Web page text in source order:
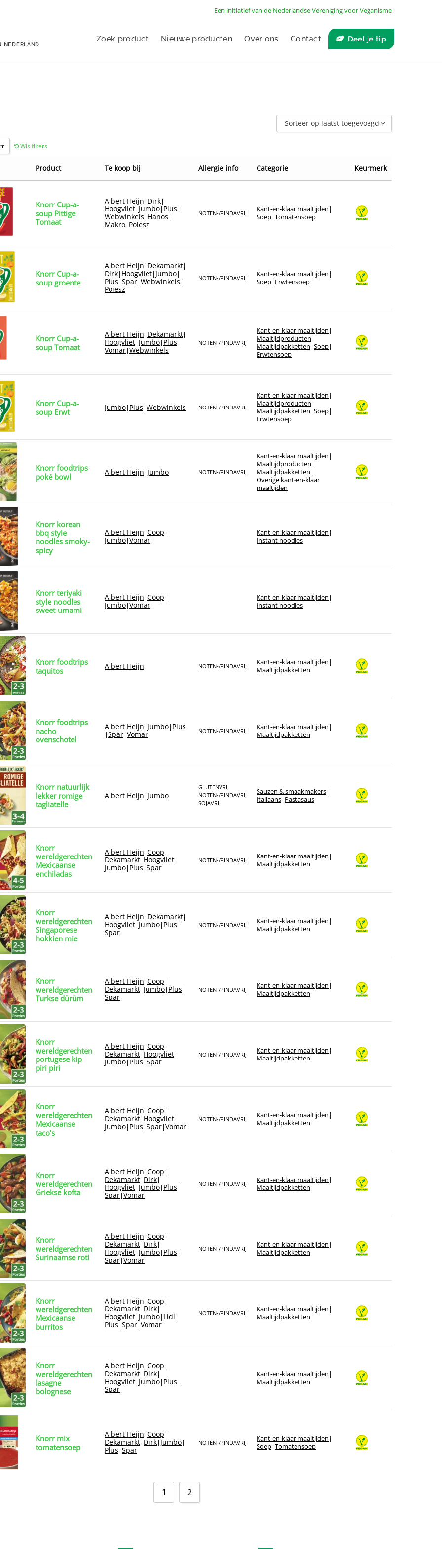
Een initiatief van de Nederlandse Vereniging voor Veganisme
NEDERLAND
Zoek product Nieuwe producten Over ons Contact Deel je tip
Sorteer op laatst toegevoegd
Sorteer op merk
Wis filters
Product Te koop bij Allergie info Categorie Keurmerk
Knorr Cup-a-
soup Pittige
Tomaat
Albert Heijn | Dirk|
Hoogvliet| Jumbo| Plus |
Webwinkels | Hanos |
Makro| Poiesz
NOTEN-/PINDAVRIJ Kant-en-klaar maaltijden |
Soep|Tomatensoep
Knorr Cup-a-
soup groente
Albert Heijn | Dekamarkt|
Dirk| Hoogvliet| Jumbo|
Plus |Spar|Webwinkels |
Poiesz
NOTEN-/PINDAVRIJ Kant-en-klaar maaltijden |
Soep| Erwtensoep
Knorr Cup-a-
soup Tomaat
Albert Heijn | Dekamarkt|
Hoogvliet| Jumbo| Plus |
Vomar|Webwinkels
NOTEN-/PINDAVRIJ
Kant-en-klaar maaltijden |
Maaltijdproducten |
Maaltijdpakketten |Soep|
Erwtensoep
Knorr Cup-a-
soup Erwt
Jumbo| Plus |Webwinkels NOTEN-/PINDAVRIJ
Kant-en-klaar maaltijden |
Maaltijdproducten |
Maaltijdpakketten |Soep|
Erwtensoep
Knorr foodtrips
poké bowl
Albert Heijn | Jumbo NOTEN-/PINDAVRIJ
Kant-en-klaar maaltijden |
Maaltijdproducten |
Maaltijdpakketten |
Overige kant-en-klaar
maaltijden
Knorr korean
bbq style
noodles smoky-
spicy
Albert Heijn |Coop |
Jumbo|Vomar
Kant-en-klaar maaltijden |
Instant noodles
Knorr teriyaki
style noodles
sweet-umami
Albert Heijn |Coop |
Jumbo|Vomar
Kant-en-klaar maaltijden |
Instant noodles
Knorr foodtrips
taquitos
Albert Heijn NOTEN-/PINDAVRIJ Kant-en-klaar maaltijden |
Maaltijdpakketten
Knorr foodtrips
nacho
ovenschotel
Albert Heijn | Jumbo| Plus
|Spar|Vomar NOTEN-/PINDAVRIJ Kant-en-klaar maaltijden |
Maaltijdpakketten
Knorr natuurlijk
lekker romige
tagliatelle
Albert Heijn | Jumbo
GLUTENVRIJ
NOTEN-/PINDAVRIJ
SOJAVRIJ
Sauzen & smaakmakers|
Italiaans| Pastasaus
Knorr
wereldgerechten
Mexicaanse
enchiladas
Albert Heijn |Coop |
Dekamarkt| Hoogvliet|
Jumbo| Plus |Spar
NOTEN-/PINDAVRIJ Kant-en-klaar maaltijden |
Maaltijdpakketten
Knorr
wereldgerechten
Singaporese
hokkien mie
Albert Heijn | Dekamarkt|
Hoogvliet| Jumbo| Plus |
Spar
NOTEN-/PINDAVRIJ Kant-en-klaar maaltijden |
Maaltijdpakketten
Knorr
wereldgerechten
Turkse dürüm
Albert Heijn |Coop |
Dekamarkt| Jumbo| Plus |
Spar
NOTEN-/PINDAVRIJ Kant-en-klaar maaltijden |
Maaltijdpakketten
Knorr
wereldgerechten
portugese kip
piri piri
Albert Heijn |Coop |
Dekamarkt| Hoogvliet|
Jumbo| Plus |Spar
NOTEN-/PINDAVRIJ Kant-en-klaar maaltijden |
Maaltijdpakketten
Knorr
wereldgerechten
Mexicaanse
taco’s
Albert Heijn |Coop |
Dekamarkt| Hoogvliet|
Jumbo| Plus |Spar|Vomar
NOTEN-/PINDAVRIJ Kant-en-klaar maaltijden |
Maaltijdpakketten
Knorr
wereldgerechten
Griekse kofta
Albert Heijn |Coop |
Dekamarkt| Dirk|
Hoogvliet| Jumbo| Plus |
Spar|Vomar
NOTEN-/PINDAVRIJ Kant-en-klaar maaltijden |
Maaltijdpakketten
Knorr
wereldgerechten
Surinaamse roti
Albert Heijn |Coop |
Dekamarkt| Dirk|
Hoogvliet| Jumbo| Plus |
Spar|Vomar
NOTEN-/PINDAVRIJ Kant-en-klaar maaltijden |
Maaltijdpakketten
Knorr
wereldgerechten
Mexicaanse
burritos
Albert Heijn |Coop |
Dekamarkt| Dirk|
Hoogvliet| Jumbo| Lidl |
Plus |Spar|Vomar
NOTEN-/PINDAVRIJ Kant-en-klaar maaltijden |
Maaltijdpakketten
Knorr
wereldgerechten
lasagne
bolognese
Albert Heijn |Coop |
Dekamarkt| Dirk|
Hoogvliet| Jumbo| Plus |
Spar
Kant-en-klaar maaltijden |
Maaltijdpakketten
Knorr mix
tomatensoep
Albert Heijn |Coop |
Dekamarkt| Dirk| Jumbo|
Plus |Spar
NOTEN-/PINDAVRIJ Kant-en-klaar maaltijden |
Soep|Tomatensoep
1 2